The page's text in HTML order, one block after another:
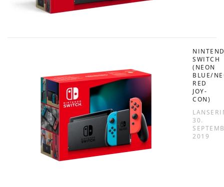
SWITCH
(NEON
BLUE/
RED
JOY-
CON)
30.
2019